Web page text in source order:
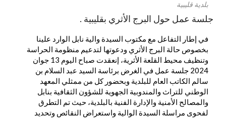
بلدية قليبية
جلسة عمل حول البرج الأثري بقليبية .
في إطار التفاعل مع مكتوب السيدة والية نابل الوارد علينا
بخصوص حالة البرج الأثري ودعوتها لتدعيم منظومة الحراسة
وتنظيف محيط القلعة الأثرية، إنعقدت صباح اليوم 13 جوان
2024 جلسة عمل في الغرض برئاسة السيد عبد السلام بن
سالم الكاتب العام للبلدية وبحضور كل من ممثلي المعهد
الوطني للتراث والمندوبية الجهوية للشؤون الثقافية بنابل
والمصالح الأمنية والإدارة الفنية بالبلدية، حيث تم التطرق
لفحوى مراسلة السيدة الوالية واستعراض النقائص وتحديد